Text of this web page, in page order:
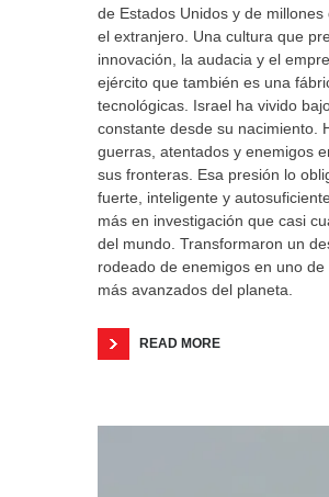
de Estados Unidos y de millones
el extranjero. Una cultura que
innovación, la audacia y el
ejército que también es una
tecnológicas. Israel ha vivido
constante desde su nacimiento.
guerras, atentados y enemigos
sus fronteras. Esa presión lo
fuerte, inteligente y
más en investigación que casi
del mundo. Transformaron un
rodeado de enemigos en uno
más avanzados del planeta.
READ MORE